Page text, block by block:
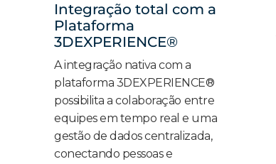
Integração total com a
Plataforma
3DEXPERIENCE®
A integração nativa com a
plataforma 3DEXPERIENCE®
possibilita a colaboração entre
equipes em tempo real e uma
gestão de dados centralizada,
conectando pessoas e